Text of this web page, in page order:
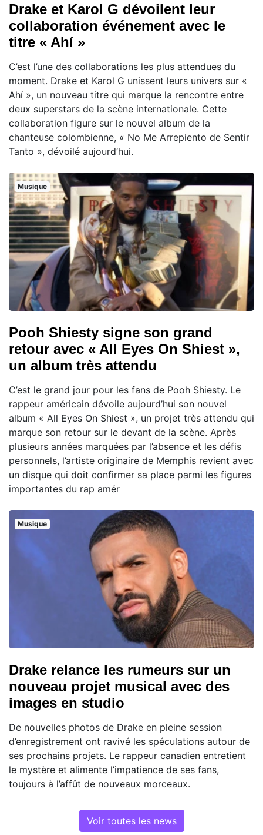
Drake et Karol G dévoilent leur
collaboration événement avec le
titre « Ahí »
C’est l’une des collaborations les plus attendues du
moment. Drake et Karol G unissent leurs univers sur «
Ahí », un nouveau titre qui marque la rencontre entre
deux superstars de la scène internationale. Cette
collaboration figure sur le nouvel album de la
chanteuse colombienne, « No Me Arrepiento de Sentir
Tanto », dévoilé aujourd’hui.
Musique
Pooh Shiesty signe son grand
retour avec « All Eyes On Shiest »,
un album très attendu
C’est le grand jour pour les fans de Pooh Shiesty. Le
rappeur américain dévoile aujourd’hui son nouvel
album « All Eyes On Shiest », un projet très attendu qui
marque son retour sur le devant de la scène. Après
plusieurs années marquées par l’absence et les défis
personnels, l’artiste originaire de Memphis revient avec
un disque qui doit confirmer sa place parmi les figures
importantes du rap amér
Musique
Drake relance les rumeurs sur un
nouveau projet musical avec des
images en studio
De nouvelles photos de Drake en pleine session
d’enregistrement ont ravivé les spéculations autour de
ses prochains projets. Le rappeur canadien entretient
le mystère et alimente l’impatience de ses fans,
toujours à l’affût de nouveaux morceaux.
Voir toutes les news